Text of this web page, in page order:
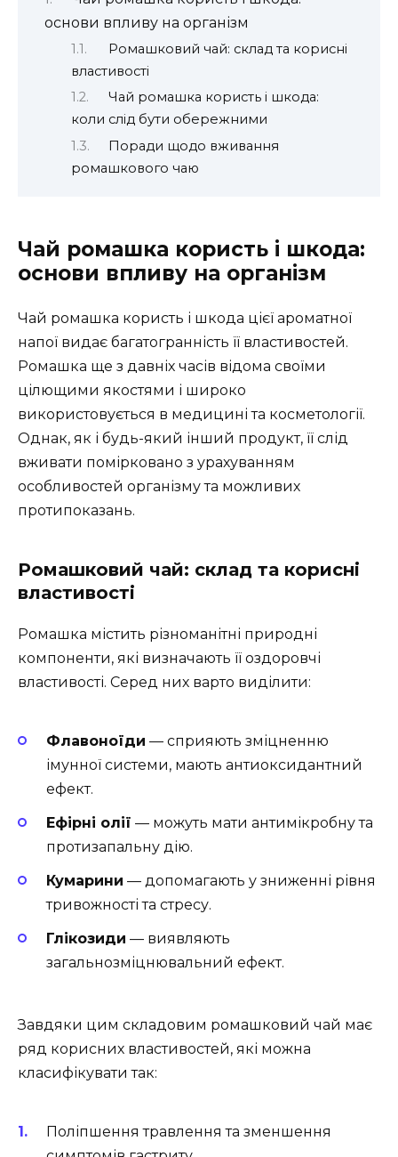
основи впливу на організм
Ромашковий чай: склад та корисні
властивості
Чай ромашка користь і шкода:
коли слід бути обережними
Поради щодо вживання
ромашкового чаю
Чай ромашка користь і шкода:
основи впливу на організм
Чай ромашка користь і шкода цієї ароматної
напої видає багатогранність її властивостей.
Ромашка ще з давніх часів відома своїми
цілющими якостями і широко
використовується в медицині та косметології.
Однак, як і будь-який інший продукт, її слід
вживати помірковано з урахуванням
особливостей організму та можливих
протипоказань.
Ромашковий чай: склад та корисні
властивості
Ромашка містить різноманітні природні
компоненти, які визначають її оздоровчі
властивості. Серед них варто виділити:
Флавоноїди — сприяють зміцненню
імунної системи, мають антиоксидантний
ефект.
Ефірні олії — можуть мати антимікробну та
протизапальну дію.
Кумарини — допомагають у зниженні рівня
тривожності та стресу.
Глікозиди — виявляють
загальнозміцнювальний ефект.
Завдяки цим складовим ромашковий чай має
ряд корисних властивостей, які можна
класифікувати так:
Поліпшення травлення та зменшення